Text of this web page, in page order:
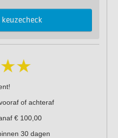
of achteraf
€ 100,00
30 dagen